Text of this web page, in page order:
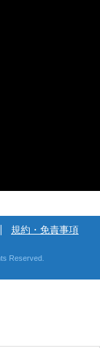
規約・免責事項
Reserved.